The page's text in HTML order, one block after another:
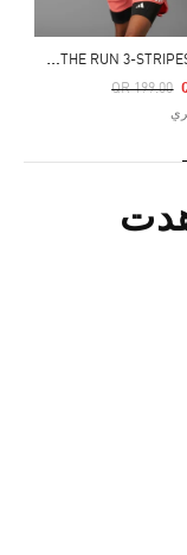
ت
يشيرت OWN THE RUN 3-STRIPES
Price Reduced From
QR 199.00
To